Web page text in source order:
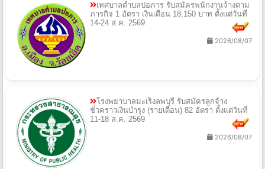
เทศบาลตำบลปอภาร รับสมัครพนักงานจ้างตาม
ภารกิจ 1 อัตรา เงินเดือน 18,150 บาท ตั้งแต่วันที่
14-24 ส.ค. 2569
2026/08/07
โรงพยาบาลมะเร็งลพบุรี รับสมัครลูกจ้าง
ชั่วคราวเงินบำรุง (รายเดือน) 82 อัตรา ตั้งแต่วันที่
11-18 ส.ค. 2569
2026/08/07